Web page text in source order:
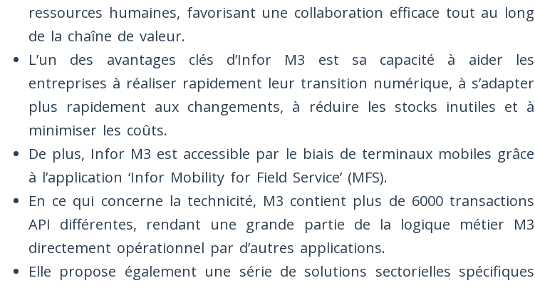
ressources humaines, favorisant une collaboration efficace tout au long
de la chaîne de valeur.
L’un des avantages clés d’Infor M3 est sa capacité à aider les
entreprises à réaliser rapidement leur transition numérique, à s’adapter
plus rapidement aux changements, à réduire les stocks inutiles et à
minimiser les coûts.
De plus, Infor M3 est accessible par le biais de terminaux mobiles grâce
à l’application ‘Infor Mobility for Field Service’ (MFS).
En ce qui concerne la technicité, M3 contient plus de 6000 transactions
API différentes, rendant une grande partie de la logique métier M3
directement opérationnel par d’autres applications.
Elle propose également une série de solutions sectorielles spécifiques